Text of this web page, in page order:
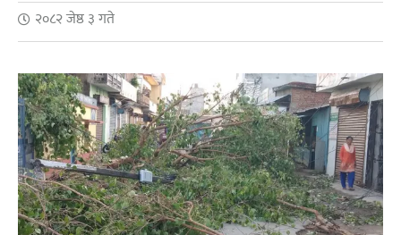
२०८२ जेष्ठ ३ गते